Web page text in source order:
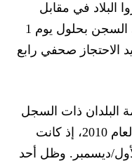
البلاد في مقابل
ما زالوا قابعين في السجن بحلول يوم 1
الاحتجاز صحفي رابع
البلدان ذات السجل
الأسوأ في سجن الصحفيين خلال العام 2010، إذ كانت
بحلول 1 كانون الأول/ديسمبر. وظل أحد